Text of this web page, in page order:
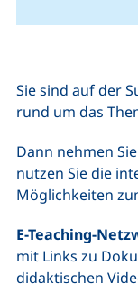
Sie sind auf der
rund um das
Dann nehmen
nutzen Sie die
Möglichkeiten
E-Teaching-
mit Links zu
didaktischen